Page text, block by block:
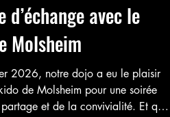
avec le
Molsheim
2026, notre dojo a eu le plaisir
de Molsheim pour une soirée
et de la convivialité. Et quel